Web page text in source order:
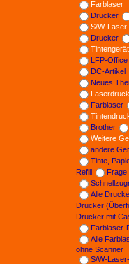
Farblaser
Drucker
S/W-Laser
Drucker
LFP-Office
DC-Artikel
Neues
Farblaser
Brother
Weitere
andere
Tinte,
Refill
Frage
Alle
Drucker
Drucker mit
Farblaser-
Alle
ohne Scanner
S/W-